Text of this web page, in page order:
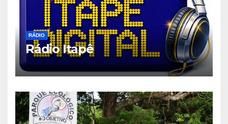
RÁDIO
Rádio Itapê